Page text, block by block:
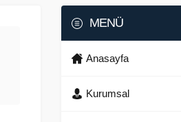
MENÜ
Anasayfa
Kurumsal